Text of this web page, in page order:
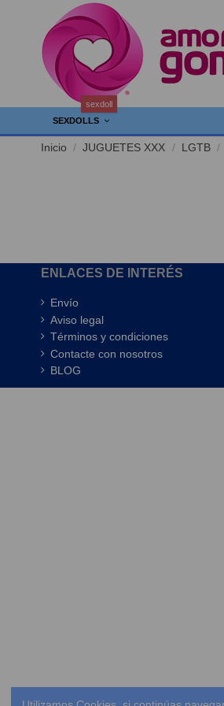
SEXDOLLS
sexdoll
Inicio JUGUETES XXX LGTB
ENLACES DE INTERÉS
Envío
Aviso legal
Términos y condiciones
Contacte con nosotros
BLOG